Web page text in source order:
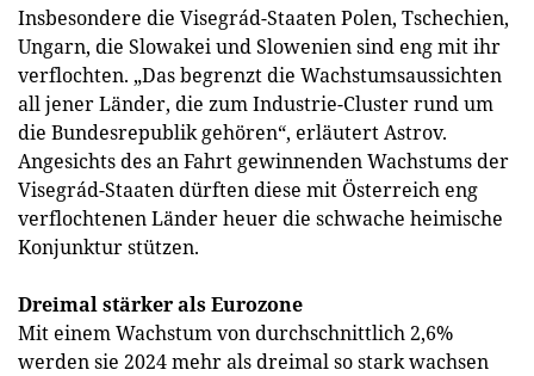
Insbesondere die Visegrád-Staaten Polen, Tschechien,
Ungarn, die Slowakei und Slowenien sind eng mit ihr
verflochten. „Das begrenzt die Wachstumsaussichten
all jener Länder, die zum Industrie-Cluster rund um
die Bundesrepublik gehören“, erläutert Astrov.
Angesichts des an Fahrt gewinnenden Wachstums der
Visegrád-Staaten dürften diese mit Österreich eng
verflochtenen Länder heuer die schwache heimische
Konjunktur stützen.
Dreimal stärker als Eurozone
Mit einem Wachstum von durchschnittlich 2,6%
werden sie 2024 mehr als dreimal so stark wachsen